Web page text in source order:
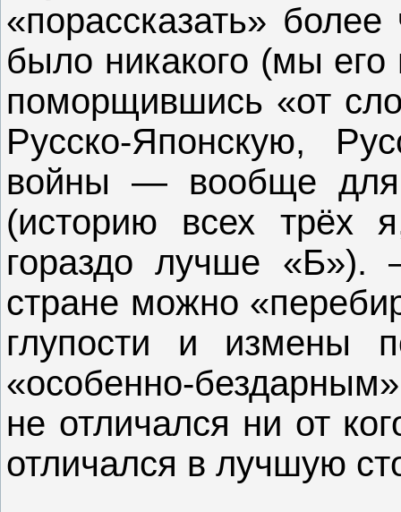
«порассказать»
было никакого (мы
поморщившись «от
Русско-Японскую,
войны — вообще
(историю всех трёх
гораздо лучше
стране можно
глупости и измены
«особенно-
не отличался ни от
отличался в лучшую